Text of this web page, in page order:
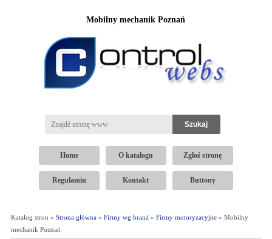
Mobilny mechanik Poznań
Home O katalogu Zgłoś stronę
Regulamin Kontakt Buttony
Katalog stron » Strona główna» Firmy wg branż» Firmy motoryzacyjne» Mobilny
mechanik Poznań